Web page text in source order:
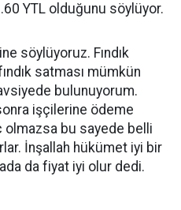
YTL olduğunu söylüyor.
söylüyoruz. Fındık
satması mümkün
bulunuyorum.
sonra işçilerine ödeme
olmazsa bu sayede belli
İnşallah hükümet iyi bir
da fiyat iyi olur dedi.